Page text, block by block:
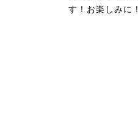
す！お楽しみに！